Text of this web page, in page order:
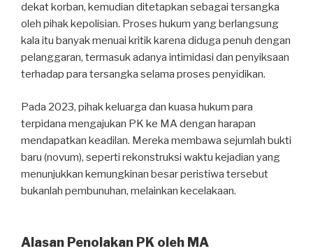
dekat korban, kemudian ditetapkan sebagai tersangka
oleh pihak kepolisian. Proses hukum yang berlangsung
kala itu banyak menuai kritik karena diduga penuh dengan
pelanggaran, termasuk adanya intimidasi dan penyiksaan
terhadap para tersangka selama proses penyidikan.
Pada 2023, pihak keluarga dan kuasa hukum para
terpidana mengajukan PK ke MA dengan harapan
mendapatkan keadilan. Mereka membawa sejumlah bukti
baru (novum), seperti rekonstruksi waktu kejadian yang
menunjukkan kemungkinan besar peristiwa tersebut
bukanlah pembunuhan, melainkan kecelakaan.
Alasan Penolakan PK oleh MA